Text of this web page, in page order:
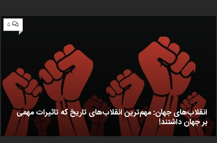
۵
انقلاب‌های جهان: مهم‌ترین انقلاب‌های تاریخ که تاثیرات مهمی
بر جهان داشتند!